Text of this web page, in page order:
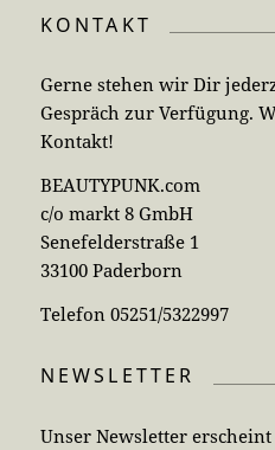
KONTAKT
Gerne stehen wir Dir
Gespräch zur Verfügung.
Kontakt!
BEAUTYPUNK.com
c/o markt 8 GmbH
Senefelderstraße 1
33100 Paderborn
Telefon 05251/5322997
NEWSLETTER
Unser Newsletter